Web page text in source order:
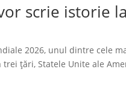
scrie istorie
2026, unul dintre cele
țări, Statele Unite ale